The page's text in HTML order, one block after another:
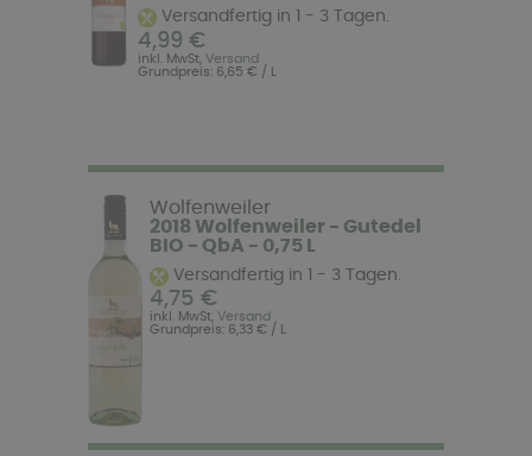
Versandfertig in 1 - 3 Tagen.
4,99 €
inkl. MwSt,Versand
Grundpreis: 6,65 € / L
Wolfenweiler
2018 Wolfenweiler - Gutedel
BIO - QbA - 0,75 L
Versandfertig in 1 - 3 Tagen.
4,75 €
inkl. MwSt, Versand
Grundpreis: 6,33 € / L